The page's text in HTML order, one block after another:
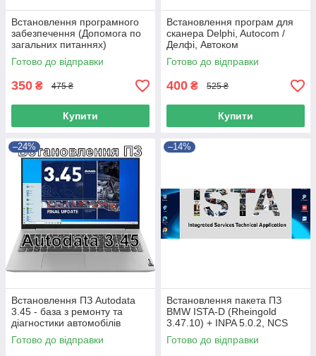
Встановлення програмного
забезпечення (Допомога по
загальних питаннях)
встановлення драйверів і тд
Готово до відправки
350 ₴ 475 ₴
Купити
Встановлення програм для
сканера Delphi, Autocom /
Делфі, Автоком
Готово до відправки
400 ₴ 525 ₴
Купити
–24%
Встановлення ПЗ Autodata
3.45 - база з ремонту та
діагностики автомобілів
Готово до відправки
–14%
Встановлення пакета ПЗ
BMW ISTA-D (Rheingold
3.47.10) + INPA 5.0.2, NCS
Expert для діагностики BMW
E-series
Готово до відправки